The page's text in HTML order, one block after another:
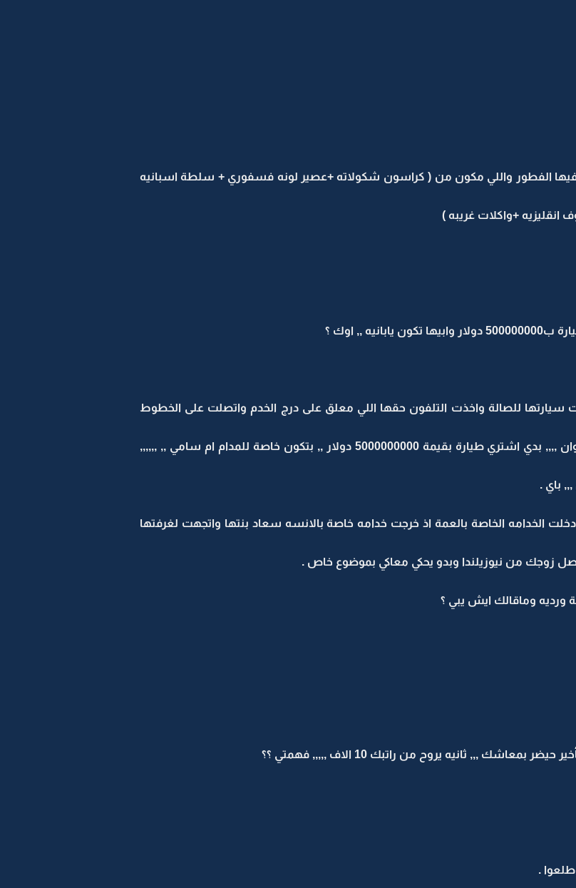
اللي فيها الفطور واللي مكون من ( كراسون شكولاته +عصير لونه فسفوري + سلطة اسبانيه
+واكلات غريبه )
,, اوك ؟
سيارتها للصالة واخذت التلفون حقها اللي معلق على درج الخدم واتصلت على الخطوط
هاي ,,, بدي احكي مع الاستاز مروان ,,,,,,,,,,,,,,,,, مروان ,,,, بدي اشتري طيارة بقيمة 5000000000 دولار ,, بتكون خاصة للمدام ام سامي ,, ,,,,,,
باي .
الخدامه الخاصة بالعمة اذ خرجت خدامه خاصة بالانسه سعاد بنتها واتجهت لغرفتها
زوجك من نيوزيلندا وبدو يحكي معاكي بموضوع خاص .
ورديه وماقالك ايش يبي ؟
.